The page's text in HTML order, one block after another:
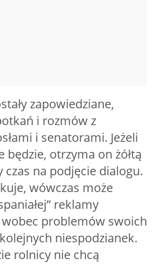
zapowiedziane,
i rozmów z
i senatorami. Jeżeli
będzie, otrzyma on żółtą
na podjęcie dialogu.
wówczas może
reklamy
problemów swoich
niespodzianek.
rolnicy nie chcą